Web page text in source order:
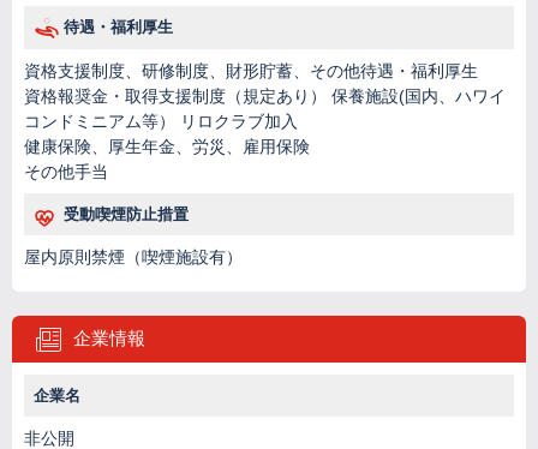
待遇・福利厚生
資格支援制度、研修制度、財形貯蓄、その他待遇・福利厚生
資格報奨金・取得支援制度（規定あり） 保養施設(国内、ハワイ
コンドミニアム等） リロクラブ加入
健康保険、厚生年金、労災、雇用保険
その他手当
受動喫煙防止措置
屋内原則禁煙（喫煙施設有）
企業情報
企業名
非公開